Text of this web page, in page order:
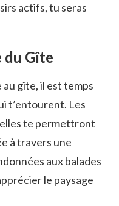
actifs, tu seras
du Gîte
gîte, il est temps
t’entourent. Les
te permettront
à travers une
aux balades
le paysage